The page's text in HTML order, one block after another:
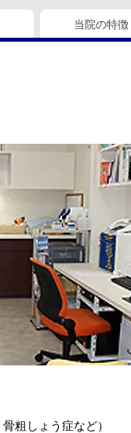
当院の特徴
粗しょう症など）